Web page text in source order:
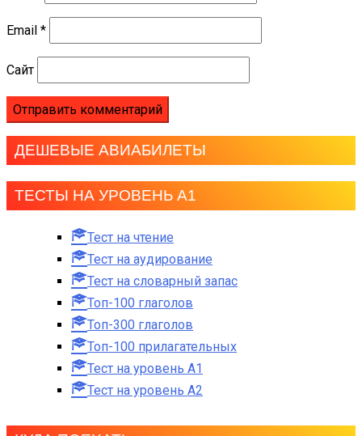
Email *
Сайт
ДЕШЕВЫЕ АВИАБИЛЕТЫ
ТЕСТЫ НА УРОВЕНЬ А1
Тест на чтение
Тест на аудирование
Тест на словарный запас
Топ-100 глаголов
Топ-300 глаголов
Топ-100 прилагательных
Тест на уровень A1
Тест на уровень A2